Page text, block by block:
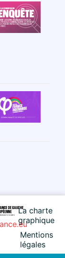
La charte
graphique
Mentions
légales